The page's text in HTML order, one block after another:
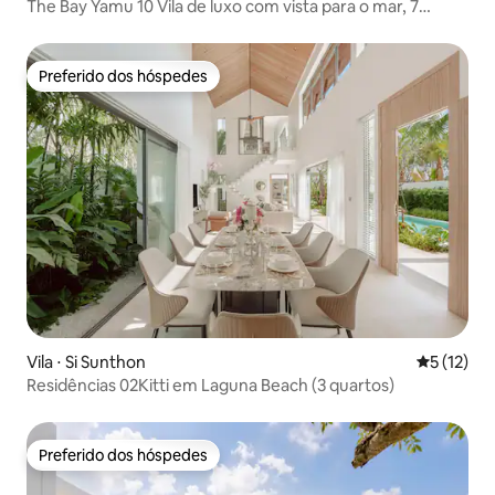
The Bay Yamu 10 Vila de luxo com vista para o mar, 7
Preferido dos hóspedes
Preferido dos hóspedes
Vila ⋅ Si Sunthon 5 de uma
5 (12)
Residências 02Kitti em Laguna Beach (3 quartos)
Preferido dos hóspedes
Preferido dos hóspedes